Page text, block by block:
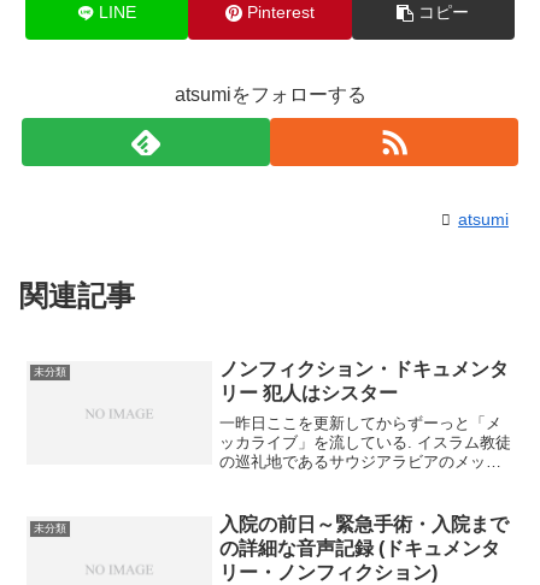
LINE Pinterest コピー
atsumiをフォローする
atsumi
関連記事
未分類
ノンフィクション・ドキュメンタ
リー 犯人はシスター
一昨日ここを更新してからずーっと「メ
ッカライブ」を流している. イスラム教徒
の巡礼地であるサウジアラビアのメッカ
唱が流れている. これを自室で流してい
ると就寝中...
未分類
入院の前日～緊急手術・入院まで
の詳細な音声記録 (ドキュメンタ
リー・ノンフィクション)